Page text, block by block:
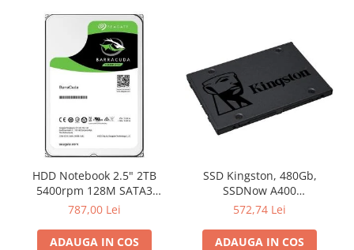
HDD Notebook 2.5" 2TB
5400rpm 128M SATA3
SEAGATE
787,00 Lei
ADAUGA IN COS
SSD Kingston, 480Gb,
SSDNow A400
"SA400S37/480G"
572,74 Lei
ADAUGA IN COS